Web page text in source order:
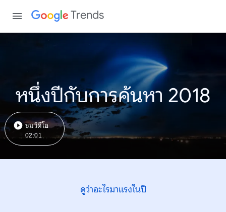
Trends
หนึ่งปีกับการค้นหา 2018
ชมวิดีโอ
02:01
ดูว่าอะไรมาแรงในปี